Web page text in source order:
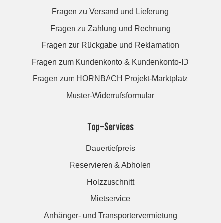
Fragen zu Versand und Lieferung
Fragen zu Zahlung und Rechnung
Fragen zur Rückgabe und Reklamation
Fragen zum Kundenkonto & Kundenkonto-ID
Fragen zum HORNBACH Projekt-Marktplatz
Muster-Widerrufsformular
Top-Services
Dauertiefpreis
Reservieren & Abholen
Holzzuschnitt
Mietservice
Anhänger- und Transportervermietung